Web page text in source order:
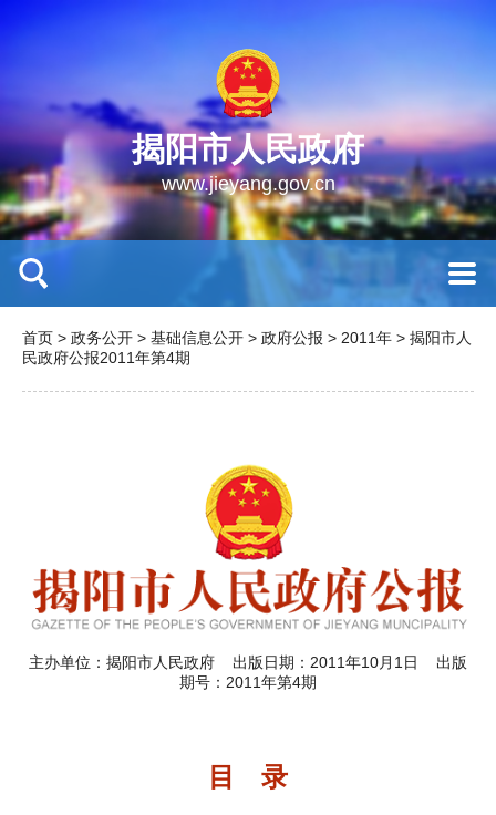
揭阳市人民政府
www.jieyang.gov.cn
首页 > 政务公开 > 基础信息公开 > 政府公报 > 2011年 > 揭阳市人
民政府公报2011年第4期
主办单位：揭阳市人民政府 出版日期：2011年10月1日 出版
期号：2011年第4期
目 录